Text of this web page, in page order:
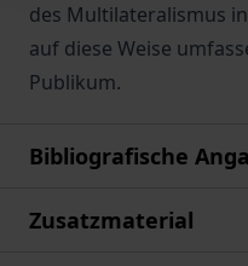
des Multilateralismus
auf diese Weise
Publikum.
Bibliografische
Zusatzmaterial